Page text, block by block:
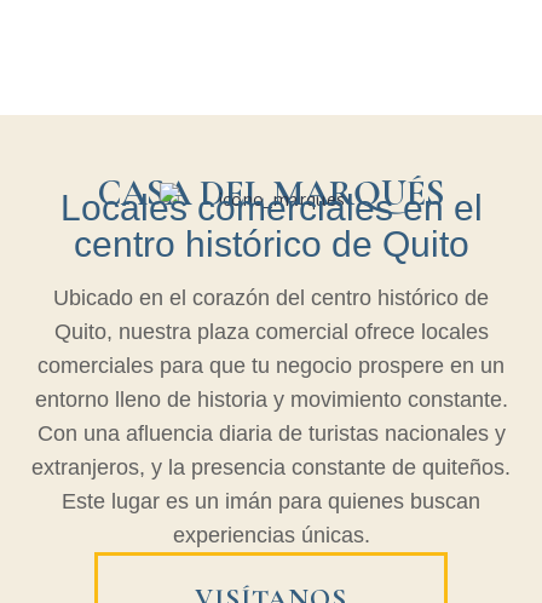
CASA DEL MARQUÉS
Locales comerciales en el
centro histórico de Quito
Ubicado en el corazón del centro histórico de
Quito, nuestra plaza comercial ofrece locales
comerciales para que tu negocio prospere en un
entorno lleno de historia y movimiento constante.
Con una afluencia diaria de turistas nacionales y
extranjeros, y la presencia constante de quiteños.
Este lugar es un imán para quienes buscan
experiencias únicas.